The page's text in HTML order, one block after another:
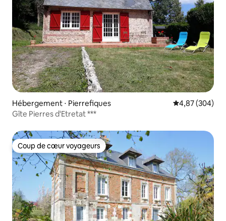
Hébergement ⋅ Pierrefiques Évaluation
4,87 (304)
Gîte Pierres d'Etretat ***
Coup de cœur voyageurs
Coup de cœur voyageurs